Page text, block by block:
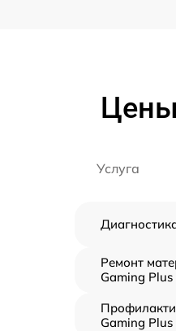
Цены
Услуга
Ремонт
Gaming Plus
Gaming Plus